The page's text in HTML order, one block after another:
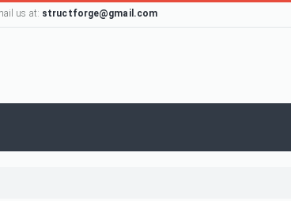
us at: structforge@gmail.com